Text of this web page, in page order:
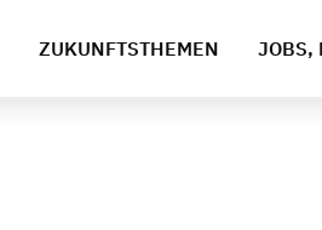
ZUKUNFTSTHEMEN JOBS,